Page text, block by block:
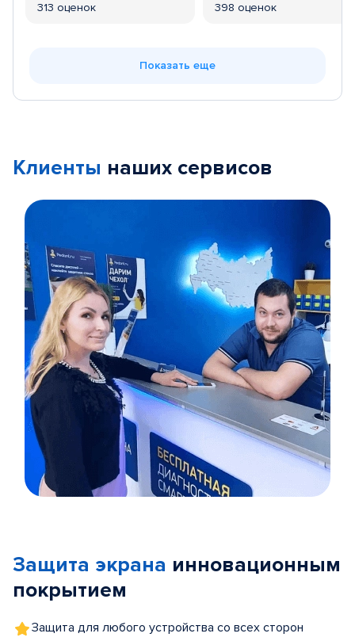
313 оценок 398 оценок
Показать еще
Клиенты наших сервисов
5
Защита экрана инновационным
покрытием
Защита для любого устройства со всех сторон